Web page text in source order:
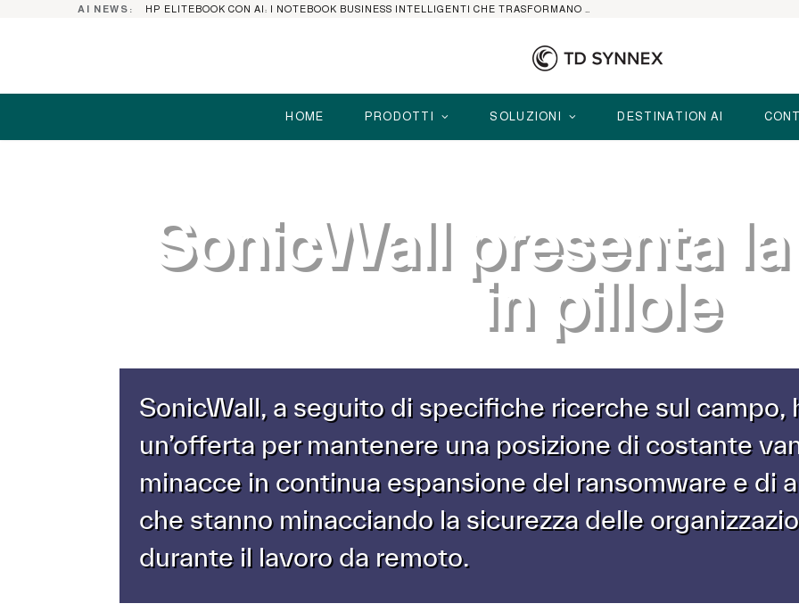
AI NEWS:
HOME PRODOTTI SOLUZIONI DESTINATION AI
SonicWall presenta
in pillole
SonicWall, a seguito di specifiche ricerche sul campo,
un’offerta per mantenere una posizione di costante
minacce in continua espansione del ransomware e di
che stanno minacciando la sicurezza delle
durante il lavoro da remoto.